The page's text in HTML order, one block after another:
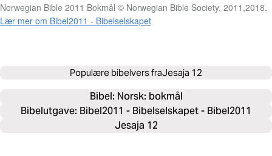
Norwegian Bible 2011 Bokmål © Norwegian Bible Society, 2011,2018.
Lær mer om Bibel2011 - Bibelselskapet
Populære bibelvers fraJesaja 12
Bibel: Norsk: bokmål
Bibelutgave: Bibel2011 - Bibelselskapet - Bibel2011
Jesaja 12